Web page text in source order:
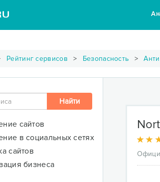
Рейтинг сервисов Безопасность
сайтов
в социальных сетях
сайтов
бизнеса